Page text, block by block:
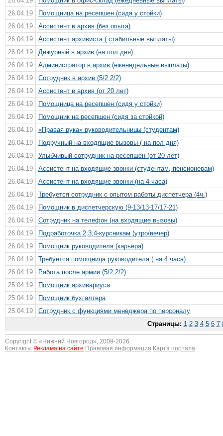
26.04.19
Помощница на ресепшен (сидя у стойки)
26.04.19
Ассистент в архив (без опыта)
26.04.19
Ассистент архивиста ( стабильные выплаты)
26.04.19
Дежурный в архив (на пол дня)
26.04.19
Администратор в архив (еженедельные выплаты)
26.04.19
Сотрудник в архив (5/2,2/2)
26.04.19
Ассистент в архив (от 20 лет)
26.04.19
Помощница на ресепшен (сидя у стойки)
26.04.19
Помощник на ресепшен (сидя за стойкой)
26.04.19
«Правая рука» руководительницы (студентам)
26.04.19
Подручный на входящие вызовы ( нa пол дня)
26.04.19
Улыбчивый сотрудник на ресепшен (от 20 лет)
26.04.19
Ассистент на входящие звонки (студентам, пенсионерам)
26.04.19
Ассистент на входящие звонки (на 4 часа)
26.04.19
Требуется сотрудник с опытом работы диспетчера (4ч.)
26.04.19
Помощник в диспетчерскую (9-13/13-17/17-21)
26.04.19
Сотрудник на телефон (на входящие вызовы)
26.04.19
Подработочка 2;3;4-курсникам (утро/вечер)
26.04.19
Помощник руководителя (карьера)
26.04.19
Требуется помощница руководителя ( на 4 часа)
26.04.19
Работа после армии (5/2,2/2)
25.04.19
Помощник архивариуса
25.04.19
Помощник бухгалтера
25.04.19
Сотрудник с функциями менеджера по персоналу
Страницы: 1 2 3 4 5 6 7
Copyright © « Нижний Новгород», 2009-2026
Контакты Реклама на сайте Правовая информация Карта портала